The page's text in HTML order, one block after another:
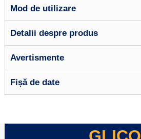
Mod de utilizare
Detalii despre produs
Avertismente
Fișă de date